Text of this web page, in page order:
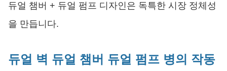
듀얼 챔버 + 듀얼 펌프 디자인은 독특한 시장 정체성
을 만듭니다.
듀얼 벽 듀얼 챔버 듀얼 펌프 병의 작동